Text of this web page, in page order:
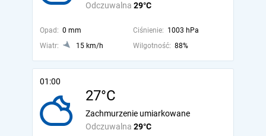
Odczuwalna 29°C
Opad: 0 mm Ciśnienie: 1003 hPa
Wiatr:
15 km/h Wilgotność: 88%
01:00
27°C
Odczuwalna 29°C
Zachmurzenie umiarkowane